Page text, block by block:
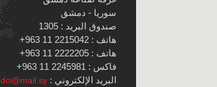
سوريا - دمشق
صندوق البريد : 1305
هاتف : 2215042 11 963+
هاتف : 2222205 11 963+
فاكس : 2245981 11 963+
البريد الإلكتروني : dci@mail.sy